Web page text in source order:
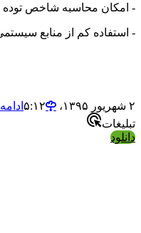
محاسبه شاخص توده بدنی
کم از منابع سیستمی و ...
ادامه مطلب